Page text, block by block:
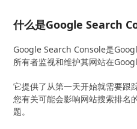
什么是Google Search
Google Search Console是
所有者监视和维护其网站在
它提供了从第一天开始就需要跟
您有关可能会影响网站搜索排名
题。